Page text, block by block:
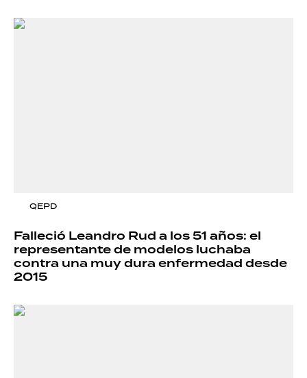
QEPD
Falleció Leandro Rud a los 51 años: el
representante de modelos luchaba
contra una muy dura enfermedad desde
2015